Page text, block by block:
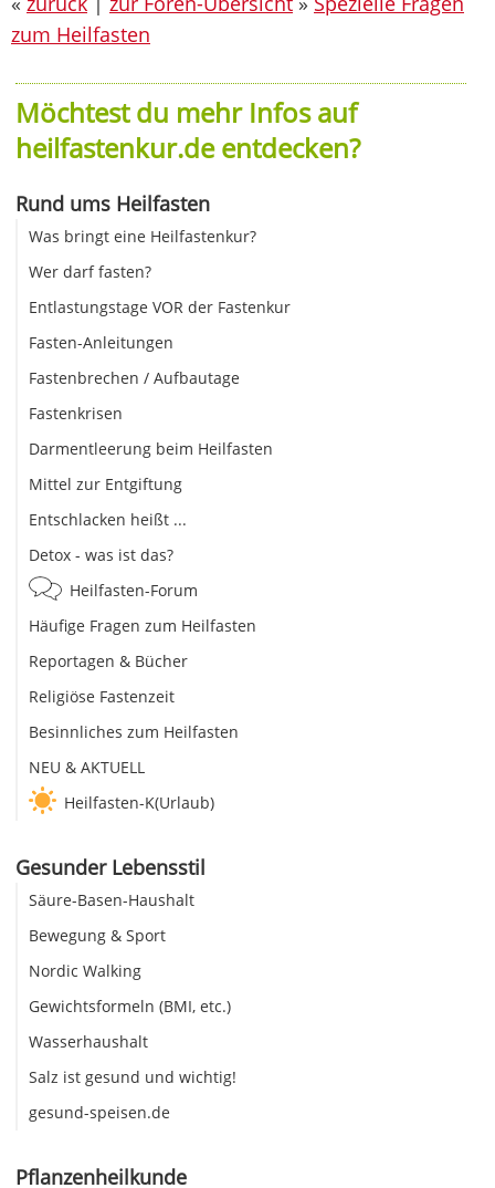
zum Heilfasten
Möchtest du mehr Infos auf
heilfastenkur.de entdecken?
Rund ums Heilfasten
Was bringt eine Heilfastenkur?
Wer darf fasten?
Entlastungstage VOR der Fastenkur
Fasten-Anleitungen
Fastenbrechen / Aufbautage
Fastenkrisen
Darmentleerung beim Heilfasten
Mittel zur Entgiftung
Entschlacken heißt ...
Detox - was ist das?
Heilfasten-Forum
Häufige Fragen zum Heilfasten
Reportagen & Bücher
Religiöse Fastenzeit
Besinnliches zum Heilfasten
NEU & AKTUELL
Heilfasten-K(Urlaub)
Gesunder Lebensstil
Säure-Basen-Haushalt
Bewegung & Sport
Nordic Walking
Gewichtsformeln (BMI, etc.)
Wasserhaushalt
Salz ist gesund und wichtig!
gesund-speisen.de
Pflanzenheilkunde